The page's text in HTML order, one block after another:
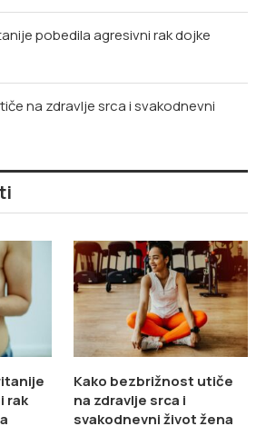
pobedila agresivni rak dojke
na zdravlje srca i svakodnevni
rak
Kako bezbrižnost utiče
na zdravlje srca i
svakodnevni život žena